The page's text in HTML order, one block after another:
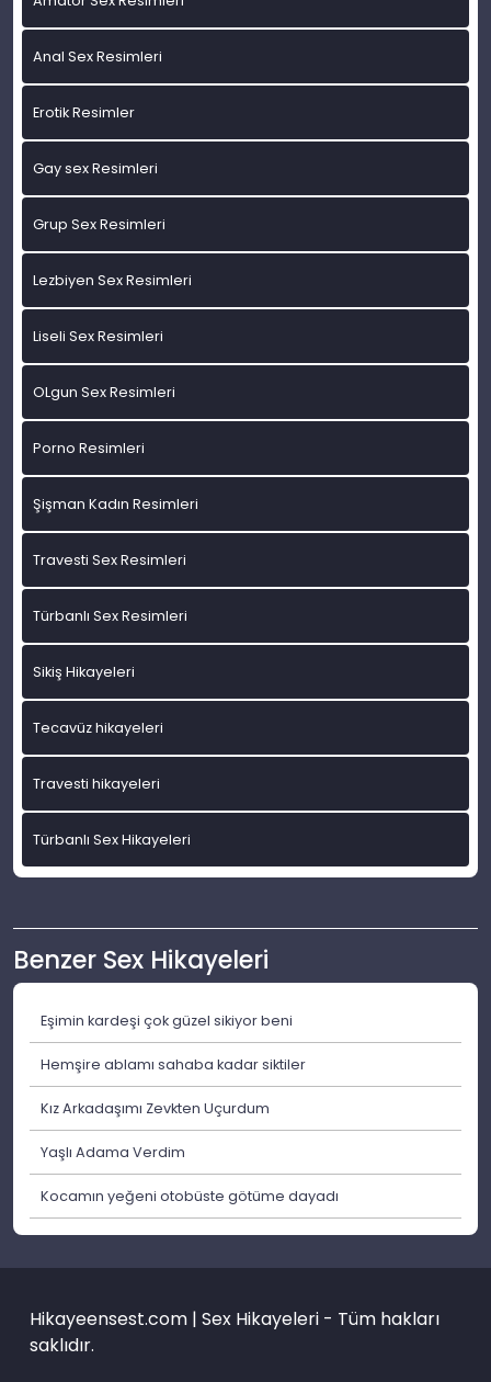
Anal Sex Resimleri
Erotik Resimler
Gay sex Resimleri
Grup Sex Resimleri
Lezbiyen Sex Resimleri
Liseli Sex Resimleri
OLgun Sex Resimleri
Porno Resimleri
Şişman Kadın Resimleri
Travesti Sex Resimleri
Türbanlı Sex Resimleri
Sikiş Hikayeleri
Tecavüz hikayeleri
Travesti hikayeleri
Türbanlı Sex Hikayeleri
Benzer Sex Hikayeleri
Eşimin kardeşi çok güzel sikiyor beni
Hemşire ablamı sahaba kadar siktiler
Kız Arkadaşımı Zevkten Uçurdum
Yaşlı Adama Verdim
Kocamın yeğeni otobüste götüme dayadı
Hikayeensest.com | Sex Hikayeleri - Tüm hakları
saklıdır.